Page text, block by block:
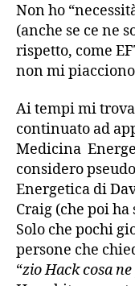
Non ho
(anche se ce ne
rispetto, come
non mi
Ai tempi mi
continuato ad
Medicina
considero
Energetica di
Craig (che poi
Solo che pochi
persone che
“zio Hack cosa